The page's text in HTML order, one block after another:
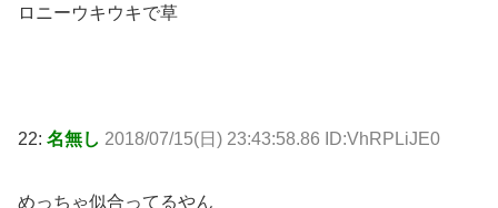
ロニーウキウキで草
22: 名無し 2018/07/15(日) 23:43:58.86 ID:VhRPLiJE0
めっちゃ似合ってるやん